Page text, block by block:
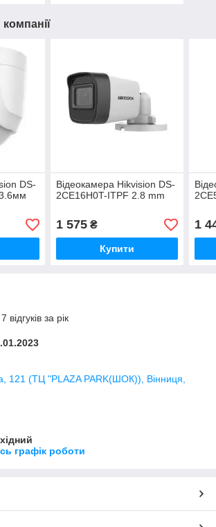
DS-
Відеокамера Hikvision DS-
2CE16H0T-ITPF 2.8 mm
1 575₴
Купити
1
за рік
121 (ТЦ "PLAZA PARK(ШОК)), Вінниця,
графік роботи